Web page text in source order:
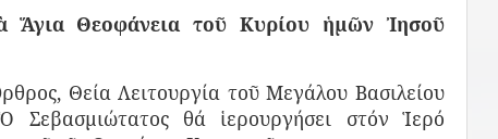
Ἅγια Θεοφάνεια τοῦ Κυρίου ἡμῶν Ἰησοῦ
Θεία Λειτουργία τοῦ Μεγάλου Βασιλείου
Σεβασμιώτατος θά ἱερουργήσει στόν Ἱερό